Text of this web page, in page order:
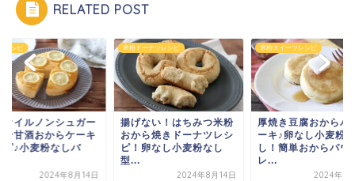
RELATED POST
レシピ
オイルノンシュガー
ン甘酒おからケーキ
ピ♪小麦粉なしバ
2024年8月14日
米粉ドーナツレシピ
揚げない！はちみつ米粉
おから焼きドーナツレシ
ピ！卵なし小麦粉なし
型...
2024年8月14日
米粉スイーツレシピ
厚焼き豆腐おからパ
ーキ♪卵なし小麦粉な
し！簡単おからパウ
レ...
2024年8